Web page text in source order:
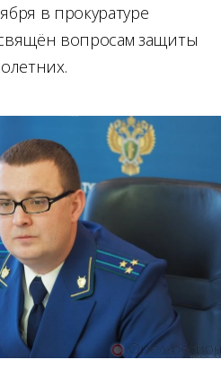
в прокуратуре
вопросам защиты